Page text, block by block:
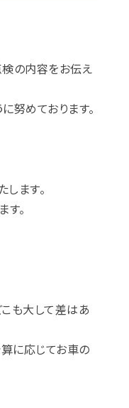
の内容をお伝え
努めております。
ます。
。
も大して差はあ
に応じてお車の